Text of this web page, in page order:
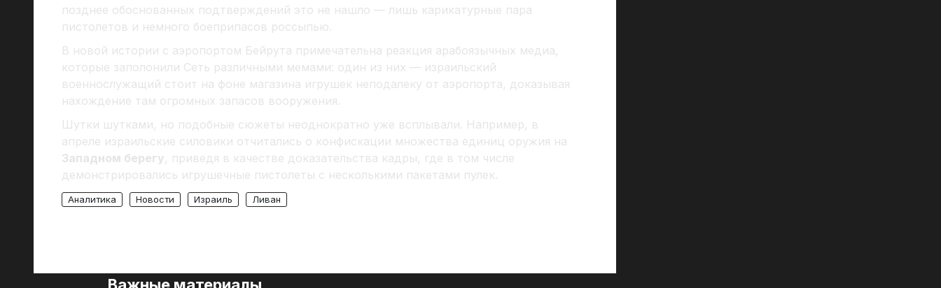
позднее обоснованных подтверждений это не нашло — лишь карикатурные пара
пистолетов и немного боеприпасов россыпью.
В новой истории с аэропортом Бейрута примечательна реакция арабоязычных медиа,
которые заполонили Сеть различными мемами: один из них — израильский
военнослужащий стоит на фоне магазина игрушек неподалеку от аэропорта, доказывая
нахождение там огромных запасов вооружения.
Шутки шутками, но подобные сюжеты неоднократно уже всплывали. Например, в
апреле израильские силовики отчитались о конфискации множества единиц оружия на
Западном берегу, приведя в качестве доказательства кадры, где в том числе
демонстрировались игрушечные пистолеты с несколькими пакетами пулек.
Аналитика Новости Израиль Ливан